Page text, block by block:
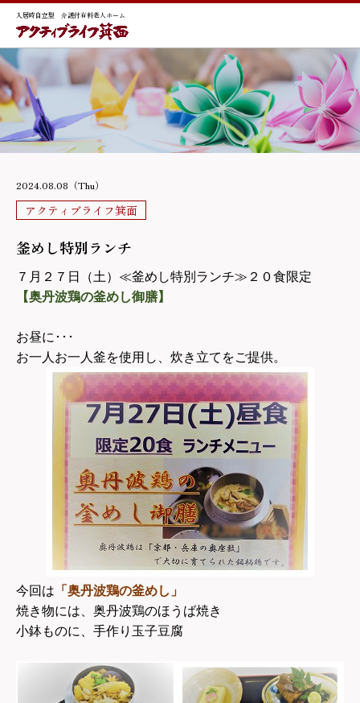
入居時自立型 介護付有料老人ホーム
2024.08.08（Thu）
アクティブライフ箕面
釜めし特別ランチ
７月２７日（土）≪釜めし特別ランチ≫２０食限定
【奥丹波鶏の釜めし御膳】
お昼に･･･
お一人お一人釜を使用し、炊き立てをご提供。
今回は 「奥丹波鶏の釜めし」
焼き物には、奥丹波鶏のほうば焼き
小鉢ものに、手作り玉子豆腐